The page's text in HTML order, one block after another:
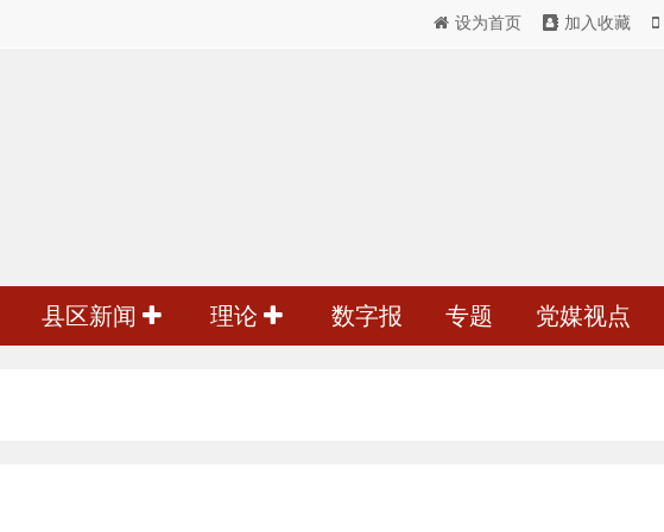
设为首页 加入收藏
县区新闻 理论 数字报 专题 党媒视点